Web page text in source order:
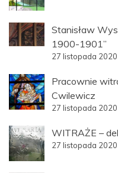
Stanisław
1900-1901”
27 listopada 2020
Pracownie
Cwilewicz
27 listopada 2020
WITRAŻE –
27 listopada 2020